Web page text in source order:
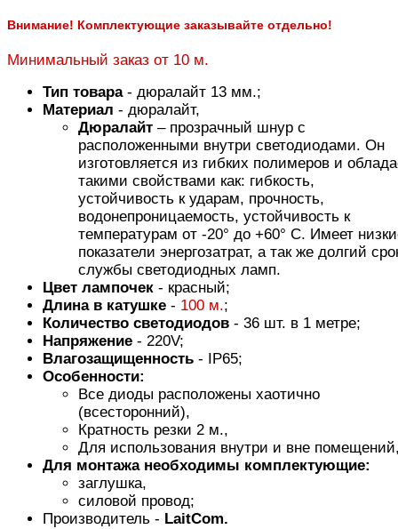
Внимание! Комплектующие заказывайте отдельно!
Минимальный заказ от 10 м.
Тип товара- дюралайт 13 мм.;
Материал - дюралайт,
Дюралайт – прозрачный шнур с
расположенными внутри светодиодами. Он
изготовляется из гибких полимеров и
такими свойствами как: гибкость,
устойчивость к ударам, прочность,
водонепроницаемость, устойчивость к
температурам от -20° до +60° С. Имеет
показатели энергозатрат, а так же долгий
службы светодиодных ламп.
Цвет лампочек - красный;
Длина в катушке - 100 м.;
Количество светодиодов - 36 шт. в 1 метре;
Напряжение - 220V;
Влагозащищенность - IP65;
Особенности:
Все диоды расположены хаотично
(всесторонний),
Кратность резки 2 м.,
Для использования внутри и вне
Для монтажа необходимы комплектующие:
заглушка,
силовой провод;
Производитель - LaitCom.